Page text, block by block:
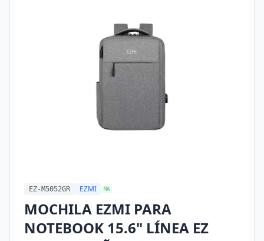
EZ-M5052GR EZMI MA
MOCHILA EZMI PARA
NOTEBOOK 15.6" LÍNEA EZ